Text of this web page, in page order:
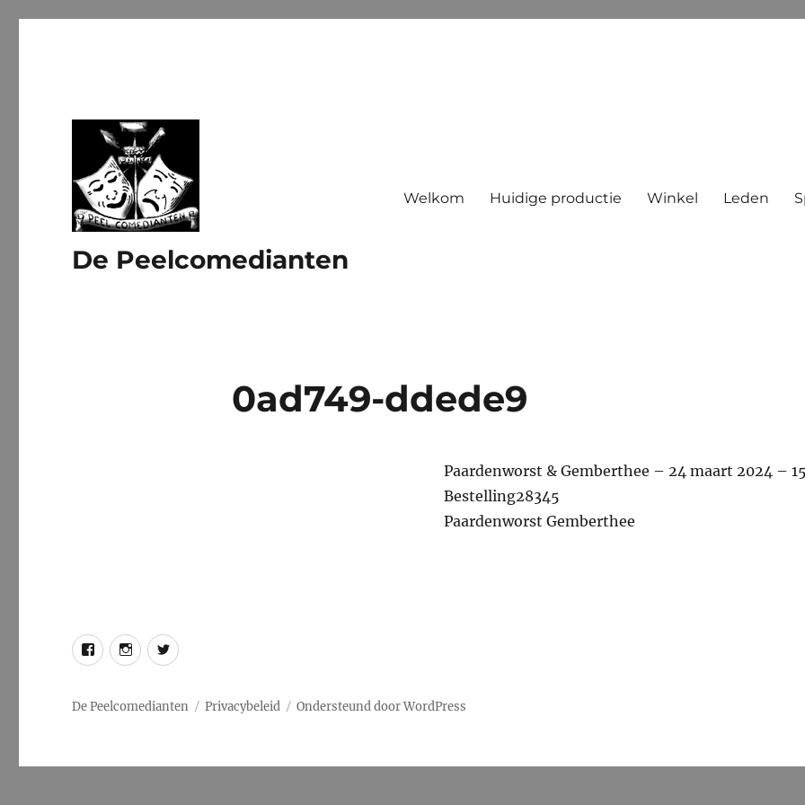
De Peelcomedianten
Welkom Huidige productie Winkel Leden
0ad749-ddede9
Paardenworst & Gemberthee – 24 maart 2024 –
Bestelling28345
Paardenworst Gemberthee
FacebookInstagram
Twitter
De Peelcomedianten Privacybeleid Ondersteund door WordPress